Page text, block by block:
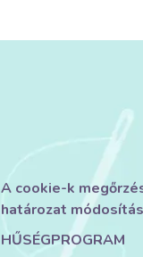
A cookie-k
határozat
HŰSÉGPROGRAM